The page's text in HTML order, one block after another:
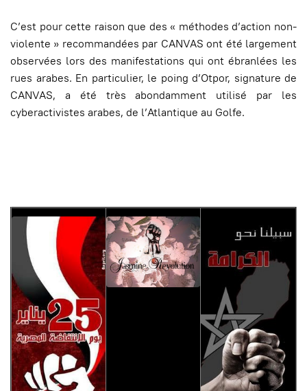
C’est pour cette raison que des « méthodes d’action non-
violente » recommandées par CANVAS ont été largement
observées lors des manifestations qui ont ébranlées les
rues arabes. En particulier, le poing d’Otpor, signature de
CANVAS, a été très abondamment utilisé par les
cyberactivistes arabes, de l’Atlantique au Golfe.